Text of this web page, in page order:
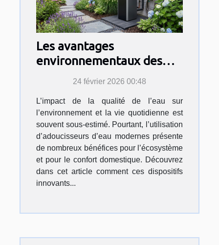
Les avantages
environnementaux des
adoucisseurs d'eau
24 février 2026 00:48
L’impact de la qualité de l’eau sur
l’environnement et la vie quotidienne est
souvent sous-estimé. Pourtant, l’utilisation
d’adoucisseurs d’eau modernes présente
de nombreux bénéfices pour l’écosystème
et pour le confort domestique. Découvrez
dans cet article comment ces dispositifs
innovants...